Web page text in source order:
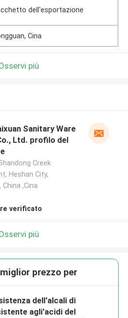
dell'esportazione
Cina
più
Sanitary Ware
Ltd. profilo del
Creek
Heshan City,
,Cina
verificato
più
prezzo per
dell'alcali di
agli'acidi del